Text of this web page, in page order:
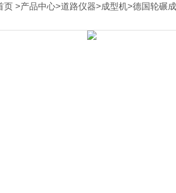
页 >产品中心>道路仪器>成型机>德国轮碾